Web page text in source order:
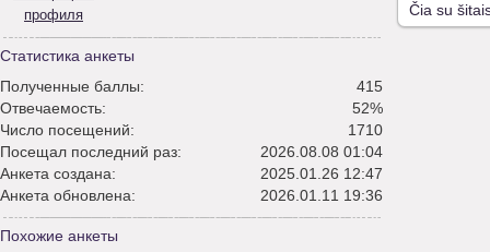
профиля
Статистика анкеты
Полученные баллы:
415
Отвечаемость:
52%
Число посещений:
1710
Посещал последний раз:
2026.08.08 01:04
Анкета создана:
2025.01.26 12:47
Анкета обновлена:
2026.01.11 19:36
Похожие анкеты
Čia su